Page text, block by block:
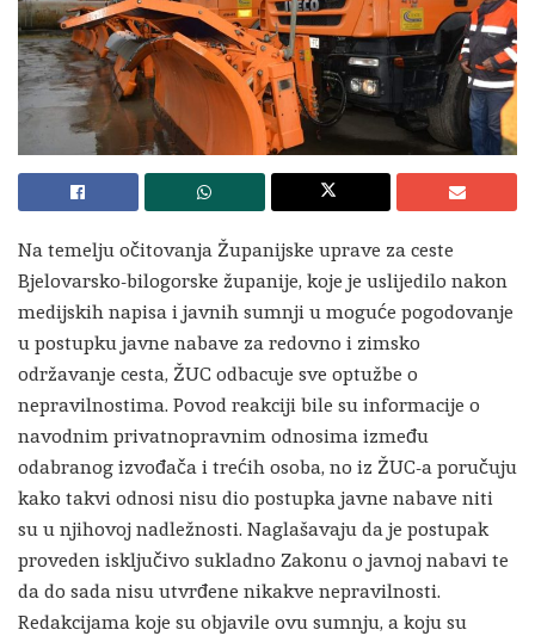
Na temelju očitovanja Županijske uprave za ceste
Bjelovarsko-bilogorske županije, koje je uslijedilo nakon
medijskih napisa i javnih sumnji u moguće pogodovanje
u postupku javne nabave za redovno i zimsko
održavanje cesta, ŽUC odbacuje sve optužbe o
nepravilnostima. Povod reakciji bile su informacije o
navodnim privatnopravnim odnosima između
odabranog izvođača i trećih osoba, no iz ŽUC-a poručuju
kako takvi odnosi nisu dio postupka javne nabave niti
su u njihovoj nadležnosti. Naglašavaju da je postupak
proveden isključivo sukladno Zakonu o javnoj nabavi te
da do sada nisu utvrđene nikakve nepravilnosti.
Redakcijama koje su objavile ovu sumnju, a koju su